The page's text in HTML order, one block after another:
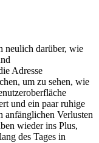
neulich darüber, wie
Adresse
um zu sehen, wie
und ein paar ruhige
anfänglichen Verlusten
wieder ins Plus,
des Tages in